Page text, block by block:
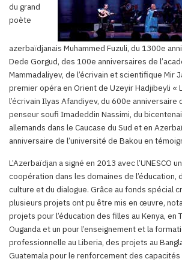
du grand
poète
azerbaïdjanais Muhammed Fuzuli, du 1300e
Dede Gorgud, des 100e anniversaires de
Mammadaliyev, de l’écrivain et scientifique Mir
premier opéra en Orient de Uzeyir Hadjibeyli «
l’écrivain Ilyas Afandiyev, du 600e anniversaire
penseur soufi Imadeddin Nassimi, du
allemands dans le Caucase du Sud et en
anniversaire de l’université de Bakou en
L’Azerbaïdjan a signé en 2013 avec l’UNESCO
coopération dans les domaines de l’éducation,
culture et du dialogue. Grâce au fonds spécial
plusieurs projets ont pu être mis en œuvre,
projets pour l’éducation des filles au Kenya, en
Ouganda et un pour l’enseignement et la
professionnelle au Liberia, des projets au
Guatemala pour le renforcement des